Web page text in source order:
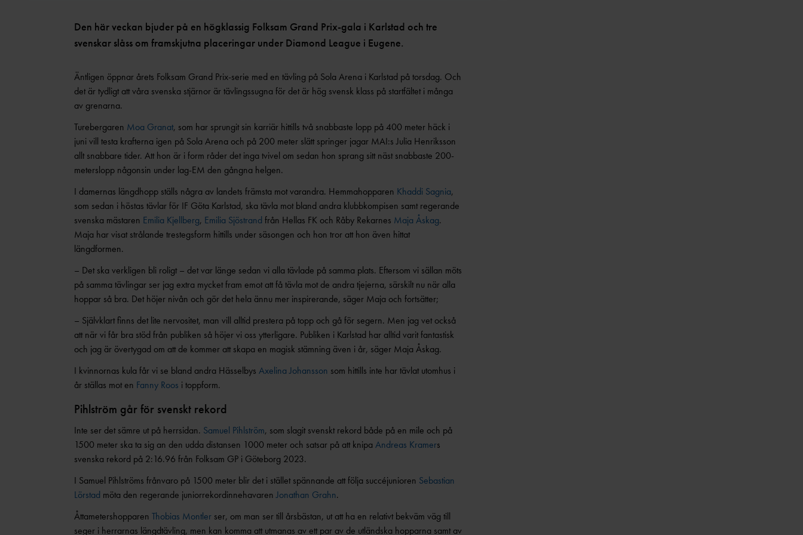
Den här veckan bjuder på en högklassig Folksam Grand Prix-gala i Karlstad och tre
svenskar slåss om framskjutna placeringar under Diamond League i Eugene.
Äntligen öppnar årets Folksam Grand Prix-serie med en tävling på Sola Arena i Karlstad på torsdag. Och
det är tydligt att våra svenska stjärnor är tävlingssugna för det är hög svensk klass på startfältet i många
av grenarna.
Turebergaren Moa Granat, som har sprungit sin karriär hittills två snabbaste lopp på 400 meter häck i
juni vill testa krafterna igen på Sola Arena och på 200 meter slätt springer jagar MAI:s Julia Henriksson
allt snabbare tider. Att hon är i form råder det inga tvivel om sedan hon sprang sitt näst snabbaste 200-
meterslopp någonsin under lag-EM den gångna helgen.
I damernas längdhopp ställs några av landets främsta mot varandra. Hemmahopparen Khaddi Sagnia,
som sedan i höstas tävlar för IF Göta Karlstad, ska tävla mot bland andra klubbkompisen samt regerande
svenska mästaren Emilia Kjellberg, Emilia Sjöstrand från Hellas FK och Råby Rekarnes Maja Åskag.
Maja har visat strålande trestegsform hittills under säsongen och hon tror att hon även hittat
längdformen.
– Det ska verkligen bli roligt – det var länge sedan vi alla tävlade på samma plats. Eftersom vi sällan möts
på samma tävlingar ser jag extra mycket fram emot att få tävla mot de andra tjejerna, särskilt nu när alla
hoppar så bra. Det höjer nivån och gör det hela ännu mer inspirerande, säger Maja och fortsätter;
– Självklart finns det lite nervositet, man vill alltid prestera på topp och gå för segern. Men jag vet också
att när vi får bra stöd från publiken så höjer vi oss ytterligare. Publiken i Karlstad har alltid varit fantastisk
och jag är övertygad om att de kommer att skapa en magisk stämning även i år, säger Maja Åskag.
I kvinnornas kula får vi se bland andra Hässelbys Axelina Johansson som hittills inte har tävlat utomhus i
år ställas mot en Fanny Roos i toppform.
Pihlström går för svenskt rekord
Inte ser det sämre ut på herrsidan. Samuel Pihlström, som slagit svenskt rekord både på en mile och på
1500 meter ska ta sig an den udda distansen 1000 meter och satsar på att knipa Andreas Kramers
svenska rekord på 2:16.96 från Folksam GP i Göteborg 2023.
I Samuel Pihlströms frånvaro på 1500 meter blir det i stället spännande att följa succéjunioren Sebastian
Lörstad möta den regerande juniorrekordinnehavarenJonathan Grahn.
Åttametershopparen Thobias Montler ser, om man ser till årsbästan, ut att ha en relativt bekväm väg till
seger i herrarnas längdtävling, men kan komma att utmanas av ett par av de utländska hopparna samt av